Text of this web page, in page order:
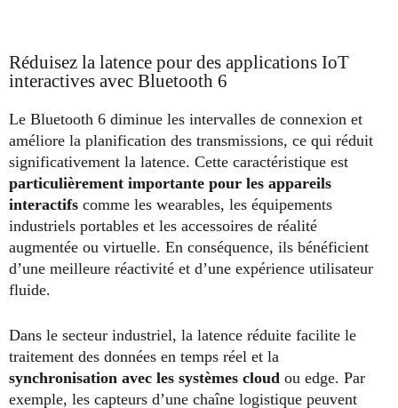
Réduisez la latence pour des applications IoT
interactives avec Bluetooth 6
Le Bluetooth 6 diminue les intervalles de connexion et
améliore la planification des transmissions, ce qui réduit
significativement la latence. Cette caractéristique est
particulièrement importante pour les appareils
interactifs comme les wearables, les équipements
industriels portables et les accessoires de réalité
augmentée ou virtuelle. En conséquence, ils bénéficient
d’une meilleure réactivité et d’une expérience utilisateur
fluide.
Dans le secteur industriel, la latence réduite facilite le
traitement des données en temps réel et la
synchronisation avec les systèmes cloud ou edge. Par
exemple, les capteurs d’une chaîne logistique peuvent